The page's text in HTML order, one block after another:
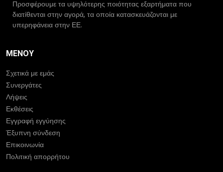
Προσφέρουμε τα υψηλότερης ποιότητας εξαρτήματα που
διατίθενται στην αγορά, τα οποία κατασκευάζονται με
υπερηφάνεια στην ΕΕ.
ΜΕΝΟΎ
Σχετικά με εμάς
Συνεργάτες
Λήψεις
Εκθέσεις
Εγγραφή εγγύησης
Έξυπνη σύνδεση
Επικοινωνία
Πολιτική απορρήτου